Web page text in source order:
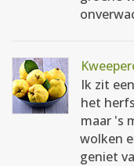
Ik zit
het
maar 's
wolken
geniet